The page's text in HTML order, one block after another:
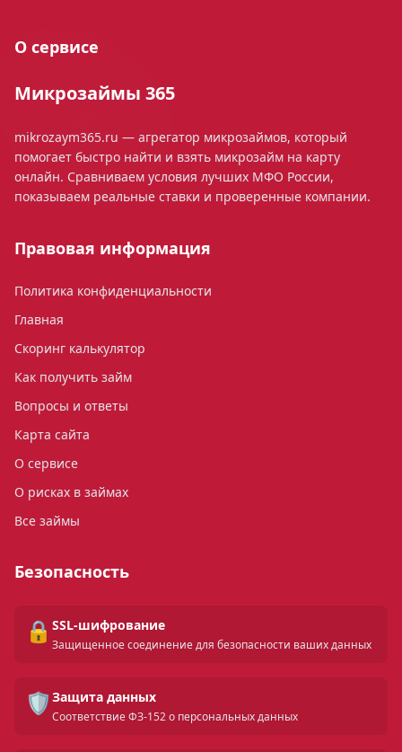
О сервисе
Микрозаймы 365
mikrozaym365.ru — агрегатор микрозаймов, который
помогает быстро найти и взять микрозайм на карту
онлайн. Сравниваем условия лучших МФО России,
показываем реальные ставки и проверенные компании.
Правовая информация
Политика конфиденциальности
Главная
Скоринг калькулятор
Как получить займ
Вопросы и ответы
Карта сайта
О сервисе
О рисках в займах
Все займы
Безопасность
🔒 SSL-шифрование
Защищенное соединение для безопасности ваших данных
🛡️ Защита данных
Соответствие ФЗ-152 о персональных данных